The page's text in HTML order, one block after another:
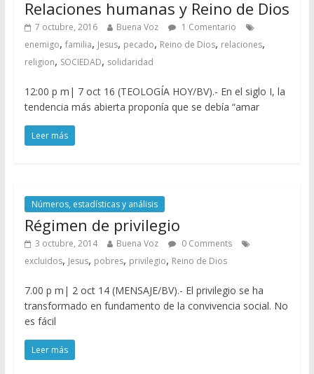
Relaciones humanas y Reino de Dios
7 octubre, 2016 Buena Voz
1 Comentario
enemigo, familia, Jesus, pecado, Reino de Dios, relaciones,
religion, SOCIEDAD, solidaridad
12:00 p m| 7 oct 16 (TEOLOGÍA HOY/BV).- En el siglo I, la
tendencia más abierta proponía que se debía “amar
Leer más
Números, estadísticas y análisis
Régimen de privilegio
3 octubre, 2014 Buena Voz
0 Comments
excluidos, Jesus, pobres, privilegio, Reino de Dios
7.00 p m| 2 oct 14 (MENSAJE/BV).- El privilegio se ha
transformado en fundamento de la convivencia social. No
es fácil
Leer más